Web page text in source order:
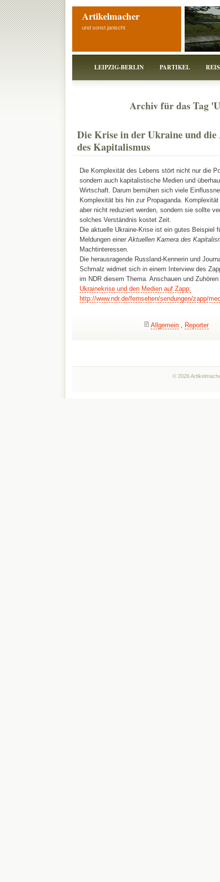
Artikelmacher
und sonst janischt
LEIPZIG-BERLIN PARTIKEL
Archiv für das Tag
Die Krise in der Ukraine und
des Kapitalismus
Die Komplexität des Lebens stört nicht nur die
sondern auch kapitalistische Medien und
Wirtschaft. Darum bemühen sich viele
Komplexität bis hin zur Propaganda.
aber nicht reduziert werden, sondern sie sollte
solches Verständnis kostet Zeit.
Die aktuelle Ukraine-Krise ist ein gutes Beispiel
Meldungen einer Aktuellen Kamera des
Machtinteressen.
Die herausragende Russland-Kennerin und
Schmalz widmet sich in einem Interview des
im NDR diesem Thema. Anschauen und
Ukrainekrise und den Medien auf Zapp:
http://www.ndr.de/fernsehen/sendungen/zapp/
Allgemein, Reporter
© 2026